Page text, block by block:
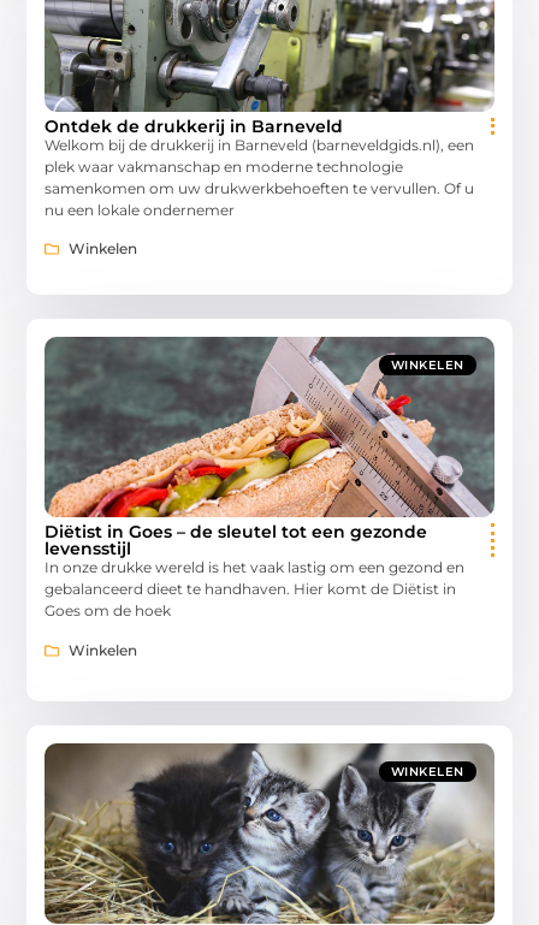
Ontdek de drukkerij in Barneveld
Welkom bij de drukkerij in Barneveld (barneveldgids.nl), een
plek waar vakmanschap en moderne technologie
samenkomen om uw drukwerkbehoeften te vervullen. Of u
nu een lokale ondernemer
Winkelen
WINKELEN
Diëtist in Goes – de sleutel tot een gezonde
levensstijl
In onze drukke wereld is het vaak lastig om een gezond en
gebalanceerd dieet te handhaven. Hier komt de Diëtist in
Goes om de hoek
Winkelen
WINKELEN